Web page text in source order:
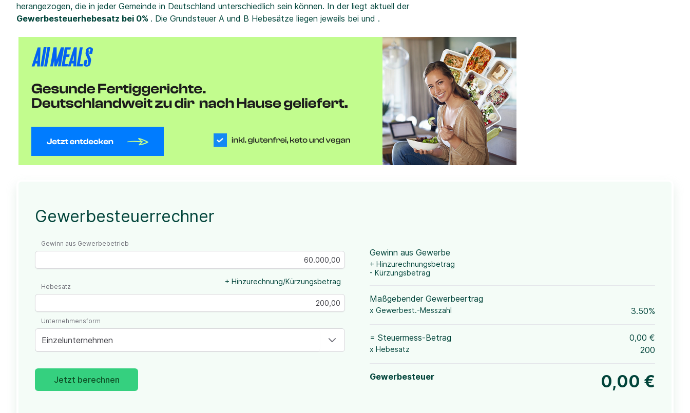
herangezogen, die in jeder Gemeinde in Deutschland unterschiedlich sein können. In der liegt aktuell der
Gewerbesteuerhebesatz bei 0% . Die Grundsteuer A und B Hebesätze liegen jeweils bei und .
Gewerbesteuerrechner
Gewinn aus Gewerbebetrieb
+ Hinzurechnung/Kürzungsbetrag
Hebesatz
Einzelunternehmen
Unternehmensform
Jetzt berechnen
Gewinn aus Gewerbe
+ Hinzurechnungsbetrag
- Kürzungsbetrag
Maßgebender Gewerbeertrag
x Gewerbest.-Messzahl 3.50%
= Steuermess-Betrag 0,00 €
x Hebesatz 200
Gewerbesteuer 0,00 €